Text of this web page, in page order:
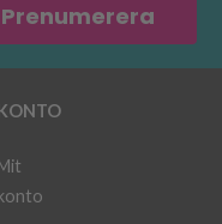
Prenumerera